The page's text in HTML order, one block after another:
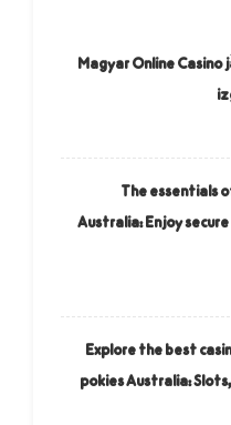
Magyar Online
The essentials
Australia: Enjoy
Explore the best
pokies Australia: